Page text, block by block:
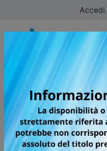
Accedi
KAIJU No.
I KAIJU SONO
🏆 Next Manga Award,
In Giappone il tasso di